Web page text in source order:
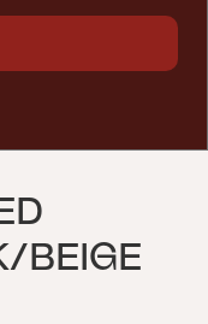
BEIGE